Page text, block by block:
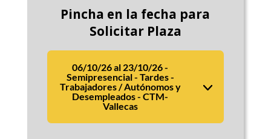
Pincha en la fecha para
Solicitar Plaza
06/10/26 al 23/10/26 -
Semipresencial - Tardes -
Trabajadores / Autónomos y
Desempleados - CTM-
Vallecas